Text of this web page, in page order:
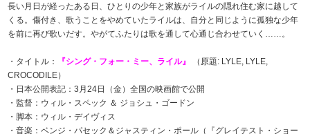
長い月日が経ったある日、ひとりの少年と家族がライルの隠れ住む家に越して
くる。傷付き、歌うことをやめていたライルは、自分と同じように孤独な少年
を前に再び歌いだす。やがてふたりは歌を通して心通じ合わせていく……。
・タイトル： 『シング・フォー・ミー、ライル』
（原題: LYLE, LYLE,
CROCODILE）
・日本公開表記：3月24日（金）全国の映画館で公開
・監督：ウィル・スペック ＆ ジョシュ・ゴードン
・脚本：ウィル・デイヴィス
・音楽：ベンジ・パセック＆ジャスティン・ポール（『グレイテスト・ショー